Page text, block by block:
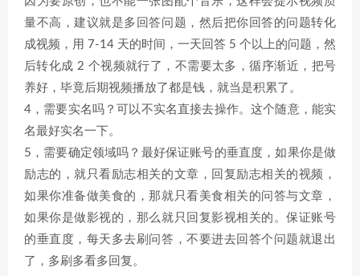
量不高，建议就是多回答问题，然后把你回答的问题转化
成视频，用 7-14 天的时间，一天回答 5 个以上的问题，然
后转化成 2 个视频就行了，不需要太多，循序渐近，把号
养好，毕竟后期视频播放了都是钱，就当是积累了。
4，需要实名吗？可以不实名直接去操作。这个随意，能实
名最好实名一下。
5，需要确定领域吗？最好保证账号的垂直度，如果你是做
励志的，就只看励志相关的文章，回复励志相关的视频，
如果你准备做美食的，那就只看美食相关的问答与文章，
如果你是做影视的，那么就只回复影视相关的。保证账号
的垂直度，每天多去刷问答，不要进去回答个问题就退出
了，多刷多看多回复。